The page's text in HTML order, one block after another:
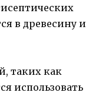
в древесину и
таких как
использовать